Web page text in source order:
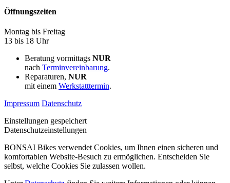
Öffnungszeiten
Montag bis Freitag
13 bis 18 Uhr
Beratung vormittags NUR
nach Terminvereinbarung.
Reparaturen, NUR
mit einem Werkstatttermin.
Impressum Datenschutz
Einstellungen gespeichert
Datenschutzeinstellungen
BONSAI Bikes verwendet Cookies, um Ihnen einen sicheren und
komfortablen Website-Besuch zu ermöglichen. Entscheiden Sie
selbst, welche Cookies Sie zulassen wollen.